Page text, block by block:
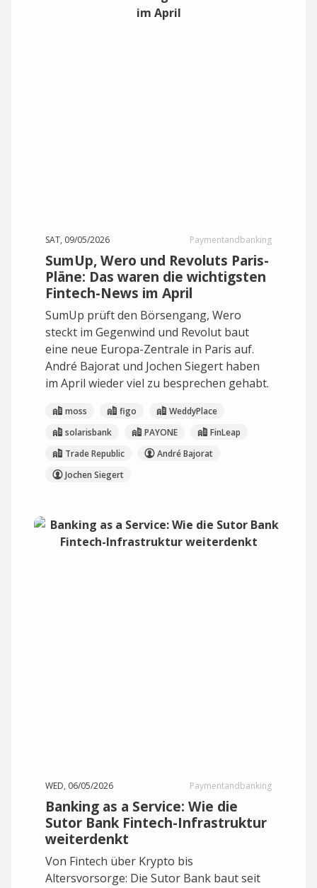
SAT, 09/05/2026 Paymentandbanking
SumUp, Wero und Revoluts Paris-
Pläne: Das waren die wichtigsten
Fintech-News im April
SumUp prüft den Börsengang, Wero
steckt im Gegenwind und Revolut baut
eine neue Europa-Zentrale in Paris auf.
André Bajorat und Jochen Siegert haben
im April wieder viel zu besprechen gehabt.
moss figo
WeddyPlace
solarisbank
PAYONE
FinLeap
Trade Republic
André Bajorat
Jochen Siegert
WED, 06/05/2026 Paymentandbanking
Banking as a Service: Wie die
Sutor Bank Fintech-Infrastruktur
weiterdenkt
Von Fintech über Krypto bis
Altersvorsorge: Die Sutor Bank baut seit